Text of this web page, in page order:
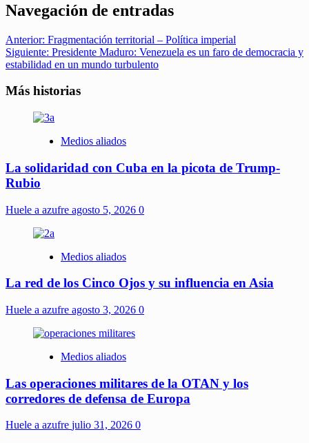
Navegación de entradas
Anterior: Fragmentación territorial – Política imperial
Siguiente: Presidente Maduro: Venezuela es un faro de democracia y
estabilidad en un mundo turbulento
Más historias
Medios aliados
La solidaridad con Cuba en la picota de Trump-
Rubio
Huele a azufre agosto 5, 2026 0
Medios aliados
La red de los Cinco Ojos y su influencia en Asia
Huele a azufre agosto 3, 2026 0
Medios aliados
Las operaciones militares de la OTAN y los
corredores de defensa de Europa
Huele a azufre julio 31, 2026 0